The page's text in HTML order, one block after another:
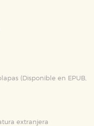
(Disponible en EPUB,
extranjera